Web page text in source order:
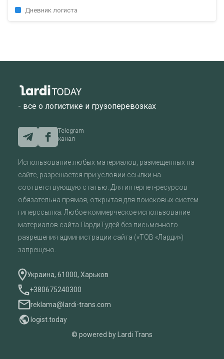
Дневник логиста
- все о логистике и грузоперевозках
Telegram
канал
Использование любых материалов, размещенных на
сайте, разрешается при условии ссылки на
соответствующую статью. Для интернет-ресурсов
обязательна прямая, открытая для поисковых систем
гиперссылка. Любое коммерческое использование
материалов сайта ЛардиТудей без письменного
разрешения администрации сайта («ТОВ «Ларди»)
запрещено.
Украина, 61000, Харьков
+380675240300
reklama@lardi-trans.com
logist.today
© powered by Lardi Trans